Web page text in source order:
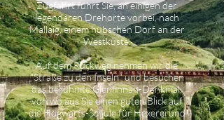
Zugfahrt führt Sie, an einigen der
legendären Drehorte vorbei, nach
Mallaig, einem hübschen Dorf an der
Westküste.
Auf dem Rückweg nehmen wir die
"Straße zu den Inseln" und besuchen
das berühmte Glenfinnan-Denkmal,
von wo aus Sie einen guten Blick auf
die Hogwarts-Schule für Hexerei und